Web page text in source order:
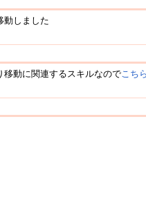
動しました
移動に関連するスキルなので こちら